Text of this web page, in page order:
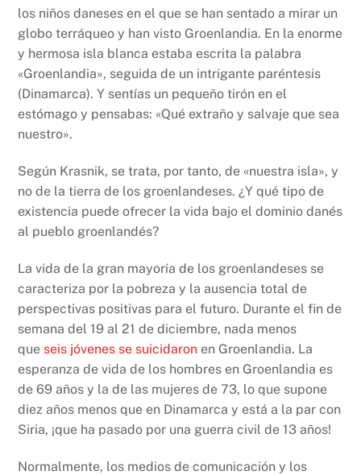
los niños daneses en el que se han sentado a mirar un
globo terráqueo y han visto Groenlandia. En la enorme
y hermosa isla blanca estaba escrita la palabra
«Groenlandia», seguida de un intrigante paréntesis
(Dinamarca). Y sentías un pequeño tirón en el
estómago y pensabas: «Qué extraño y salvaje que sea
nuestro».
Según Krasnik, se trata, por tanto, de «nuestra isla», y
no de la tierra de los groenlandeses. ¿Y qué tipo de
existencia puede ofrecer la vida bajo el dominio danés
al pueblo groenlandés?
La vida de la gran mayoría de los groenlandeses se
caracteriza por la pobreza y la ausencia total de
perspectivas positivas para el futuro. Durante el fin de
semana del 19 al 21 de diciembre, nada menos
que seis jóvenes se suicidaron en Groenlandia. La
esperanza de vida de los hombres en Groenlandia es
de 69 años y la de las mujeres de 73, lo que supone
diez años menos que en Dinamarca y está a la par con
Siria, ¡que ha pasado por una guerra civil de 13 años!
Normalmente, los medios de comunicación y los